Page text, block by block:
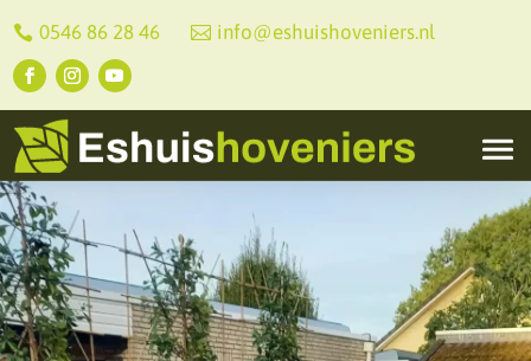
 0546 86 28 46  info@eshuishoveniers.nl